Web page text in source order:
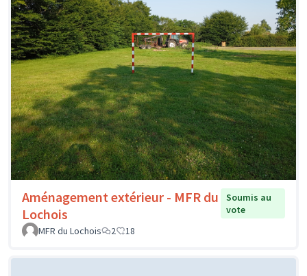
Aménagement extérieur - MFR du
Lochois
Soumis au
vote
MFR du Lochois
2 18